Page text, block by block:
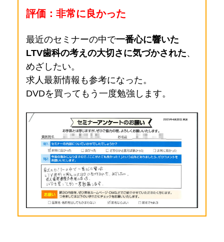
評価：非常に良かった
最近のセミナーの中で一番心に響いた
LTV歯科の考えの大切さに気づかされた、
めざしたい。
求人最新情報も参考になった。
DVDを買ってもう一度勉強します。